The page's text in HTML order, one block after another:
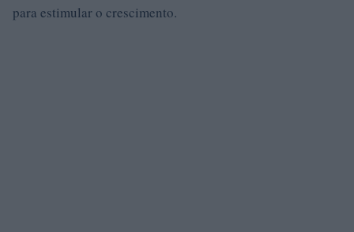
para estimular o crescimento.